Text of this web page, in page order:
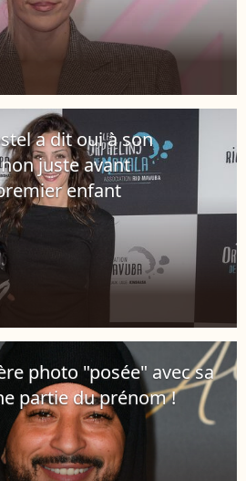
a dit oui à son
juste avant
enfant
photo "posée" avec sa
partie du prénom !